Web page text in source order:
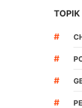
TOPIK
#
#
#
#